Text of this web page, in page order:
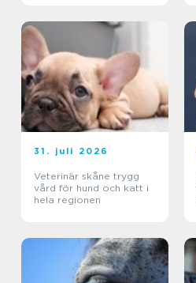
31. juli 2026
Veterinär skåne trygg
vård för hund och katt i
hela regionen